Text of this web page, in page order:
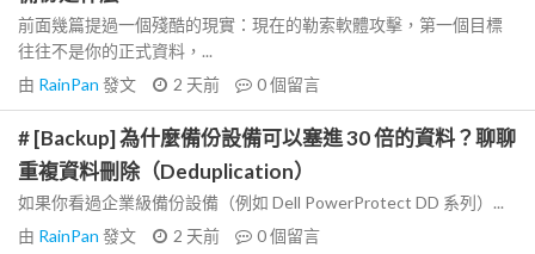
前面幾篇提過一個殘酷的現實：現在的勒索軟體攻擊，第一個目標
往往不是你的正式資料，...
由 RainPan 發文 2 天前 0個留言
# [Backup] 為什麼備份設備可以塞進 30 倍的資料？聊聊
重複資料刪除（Deduplication）
如果你看過企業級備份設備（例如 Dell PowerProtect DD 系列）...
由 RainPan 發文 2 天前 0個留言